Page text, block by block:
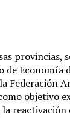
provincias,
Economía
Federación
objetivo